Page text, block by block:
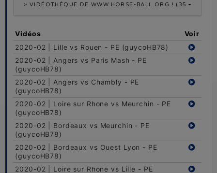
> VIDÉOTHÈQUE DE WWW.HORSE-BALL.ORG ! (356
Vidéos
Voir
2020-02 | Lille vs Rouen - PE (guycoHB78)
2020-02 | Angers vs Paris Mash - PE
(guycoHB78)
2020-02 | Angers vs Chambly - PE
(guycoHB78)
2020-02 | Loire sur Rhone vs Meurchin - PE
(guycoHB78)
2020-02 | Bordeaux vs Meurchin - PE
(guycoHB78)
2020-02 | Bordeaux vs Ouest Lyon - PE
(guycoHB78)
2020-02 | Loire sur Rhone vs Lille - PE